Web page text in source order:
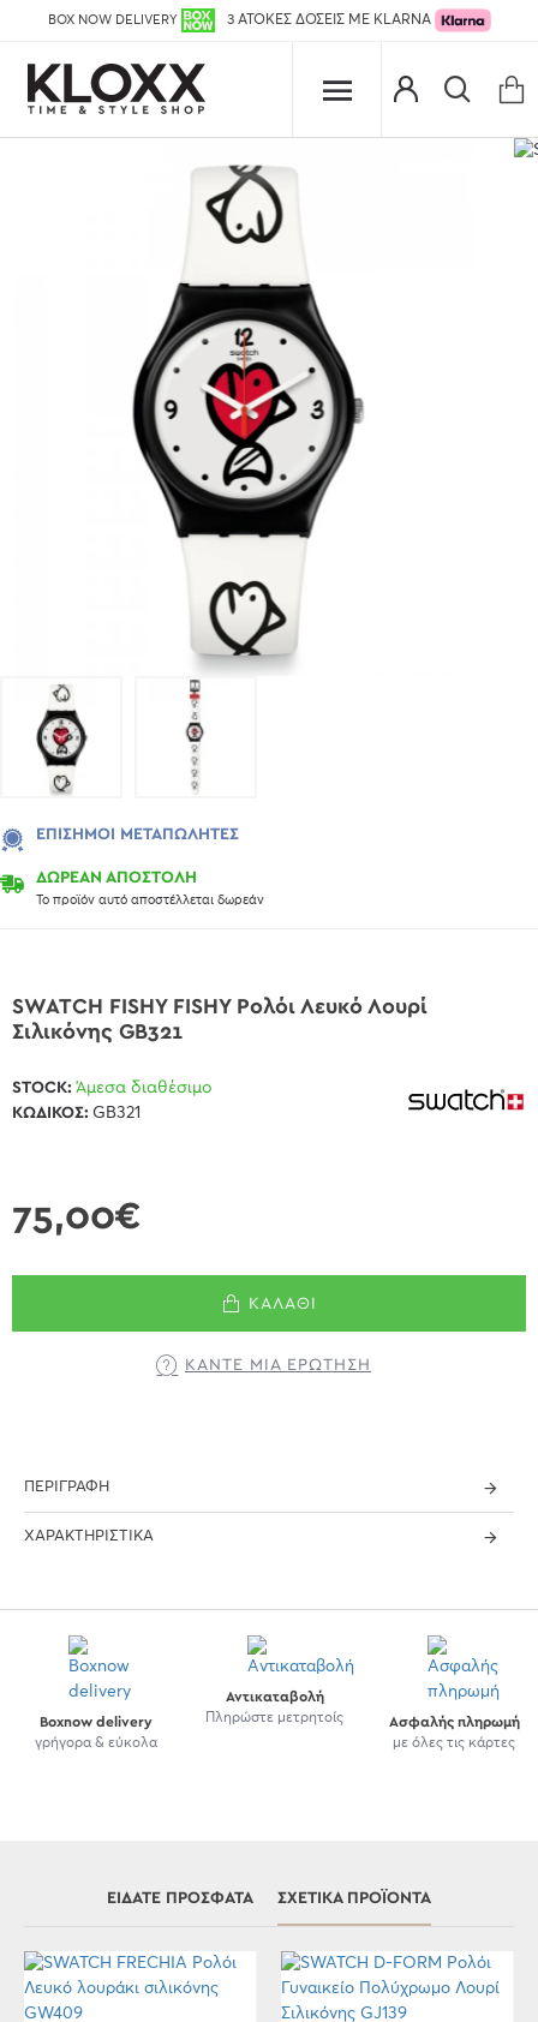
BOX NOW DELIVERY 3 ΑΤΟΚΕΣ ΔΟΣΕΙΣ ΜΕ KLARNA
ΔΩΡΕΑΝ ΑΠΟΣΤΟΛΗ
Το προϊόν αυτό αποστέλλεται δωρεάν
ΕΠΊΣΗΜΟΙ ΜΕΤΑΠΩΛΗΤΈΣ
SWATCH FISHY FISHY Ρολόι Λευκό Λουρί
Σιλικόνης GB321
75,00€
STOCK: Άμεσα διαθέσιμο
ΚΩΔΙΚΌΣ: GB321
ΚΑΛΆΘΙ
ΚΆΝΤΕ ΜΊΑ ΕΡΏΤΗΣΗ
ΠΕΡΙΓΡΑΦΉ
ΧΑΡΑΚΤΗΡΙΣΤΙΚΆ
Boxnow delivery
γρήγορα & εύκολα
Αντικαταβολή
Πληρώστε μετρητοίς
Ασφαλής πληρωμή
με όλες τις κάρτες
ΕΊΔΑΤΕ ΠΡΌΣΦΑΤΑ ΣΧΕΤΙΚΆ ΠΡΟΪΌΝΤΑ